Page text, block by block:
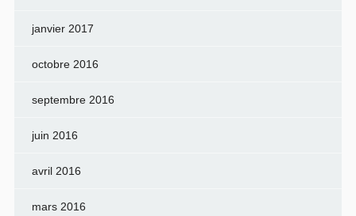
janvier 2017
octobre 2016
septembre 2016
juin 2016
avril 2016
mars 2016